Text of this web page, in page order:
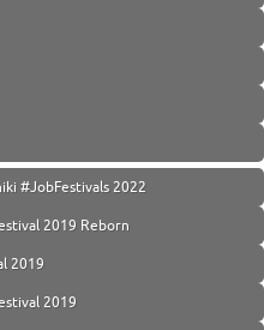
#JobFestivals 2022
2019 Reborn
2019
2019